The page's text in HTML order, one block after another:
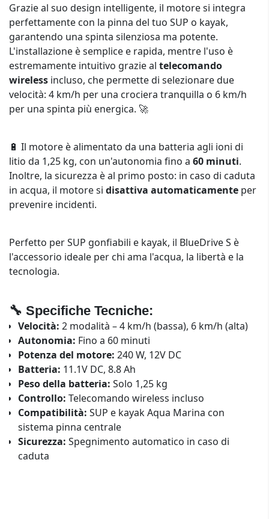
Grazie al suo design intelligente, il motore si integra
perfettamente con la pinna del tuo SUP o kayak,
garantendo una spinta silenziosa ma potente.
L'installazione è semplice e rapida, mentre l'uso è
estremamente intuitivo grazie al telecomando
wireless incluso, che permette di selezionare due
velocità: 4 km/h per una crociera tranquilla o 6 km/h
per una spinta più energica. 🚀
🔋 Il motore è alimentato da una batteria agli ioni di
litio da 1,25 kg, con un'autonomia fino a 60 minuti.
Inoltre, la sicurezza è al primo posto: in caso di caduta
in acqua, il motore si disattiva automaticamente per
prevenire incidenti.
Perfetto per SUP gonfiabili e kayak, il BlueDrive S è
l'accessorio ideale per chi ama l'acqua, la libertà e la
tecnologia.
🔧 Specifiche Tecniche:
Velocità: 2 modalità – 4 km/h (bassa), 6 km/h (alta)
Autonomia: Fino a 60 minuti
Potenza del motore: 240 W, 12V DC
Batteria: 11.1V DC, 8.8 Ah
Peso della batteria: Solo 1,25 kg
Controllo: Telecomando wireless incluso
Compatibilità: SUP e kayak Aqua Marina con
sistema pinna centrale
Sicurezza: Spegnimento automatico in caso di
caduta